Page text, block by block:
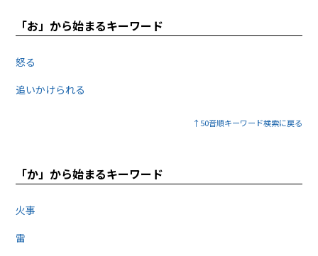
「お」から始まるキーワード
怒る
追いかけられる
↑50音順キーワード検索に戻る
「か」から始まるキーワード
火事
雷